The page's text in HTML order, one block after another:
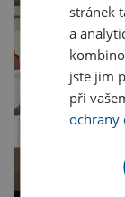
stránek
a
jste jim
při
ochrany